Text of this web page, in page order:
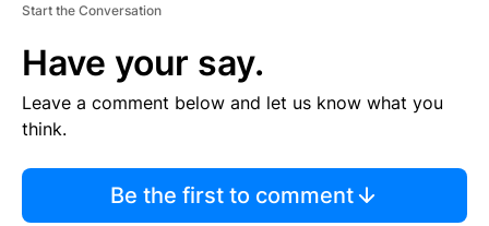
Start the Conversation
Have your say.
Leave a comment below and let us know what you
think.
Be the first to comment